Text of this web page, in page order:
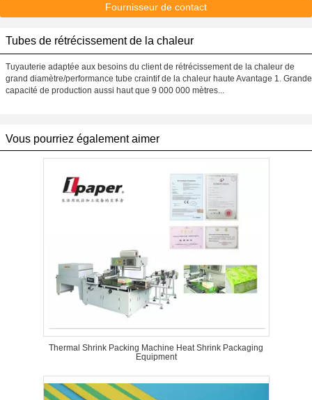
Fournisseur de contact
Tubes de rétrécissement de la chaleur
Tuyauterie adaptée aux besoins du client de rétrécissement de la chaleur de
grand diamètre/performance tube craintif de la chaleur haute Avantage 1. Grande
capacité de production aussi haut que 9 000 000 mètres...
Vous pourriez également aimer
Thermal Shrink Packing Machine Heat Shrink Packaging
Equipment